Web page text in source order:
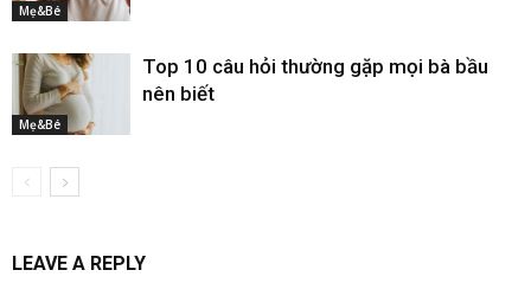
Mẹ&Bé
Mẹ&Bé
Top 10 câu hỏi thường gặp mọi bà bầu
nên biết
LEAVE A REPLY